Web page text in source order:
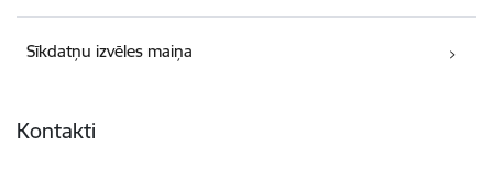
Sīkdatņu izvēles maiņa
Kontakti